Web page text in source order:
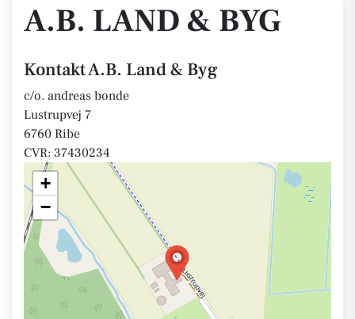
A.B. LAND & BYG
Kontakt A.B. Land & Byg
c/o. andreas bonde
Lustrupvej 7
6760 Ribe
CVR: 37430234
+
−